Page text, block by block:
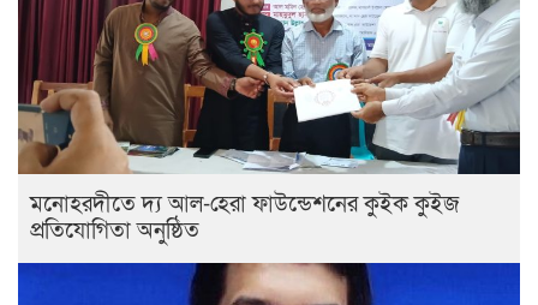
মনোহরদীতে দ্য আল-হেরা ফাউন্ডেশনের কুইক কুইজ
প্রতিযোগিতা অনুষ্ঠিত